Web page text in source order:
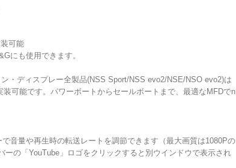
可能
にも使用できます。
・ディスプレー全製品(NSS Sport/NSS evo2/NSE/NSO evo2)は
可能です。パワーボートからセールボートまで、最適なMFDでn
音量や再生時の転送レートを調節できます（最大画質は1080Pの
の「YouTube」ロゴをクリックすると別ウインドウで表示され